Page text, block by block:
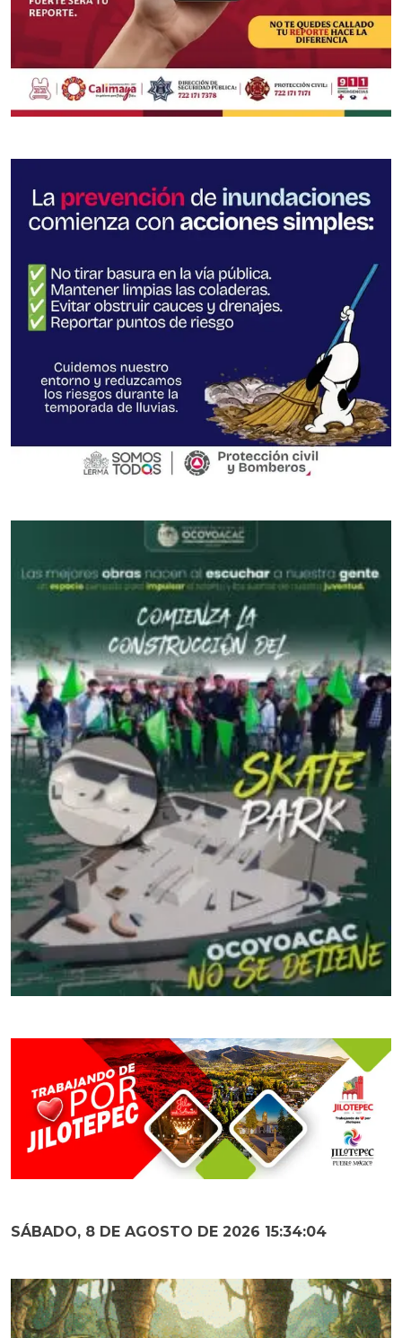
SÁBADO, 8 DE AGOSTO DE 2026 15:34:05